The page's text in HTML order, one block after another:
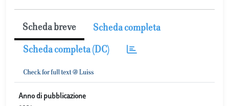
Scheda breve Scheda completa
Scheda completa (DC)
Anno di pubblicazione